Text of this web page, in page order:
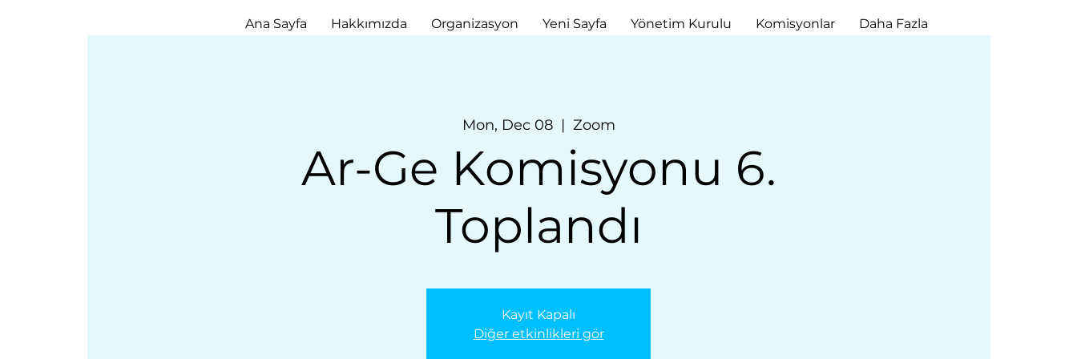
Ana Sayfa Hakkımızda Organizasyon Yeni Sayfa Yönetim Kurulu Komisyonlar Daha Fazla
Mon, Dec 08
  |
Zoom
Ar-Ge Komisyonu 6.
Toplandı
Kayıt Kapalı
Diğer etkinlikleri gör